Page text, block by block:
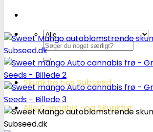
Søg
efter:
Skunkfrø hos Subseed
Alle Cannabis -og Skunkfrø